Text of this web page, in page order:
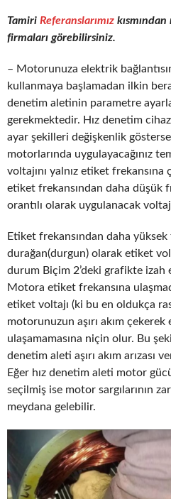
Tamiri Referanslarımız
firmaları görebilirsiniz.
– Motorunuza elektrik
kullanmaya başlamadan ilkin
denetim aletinin parametre
gerekmektedir. Hız denetim
ayar şekilleri değişkenlik
motorlarında uygulayacağınız
voltajını yalnız etiket frekansına
etiket frekansından daha düşük
orantılı olarak uygulanacak
Etiket frekansından daha
durağan(durgun) olarak etiket
durum Biçim 2’deki grafikte izah
Motora etiket frekansına
etiket voltajı (ki bu en oldukça
motorunuzun aşırı akım
ulaşamamasına niçin olur. Bu
denetim aleti aşırı akım arızası
Eğer hız denetim aleti motor
seçilmiş ise motor sargılarının
meydana gelebilir.